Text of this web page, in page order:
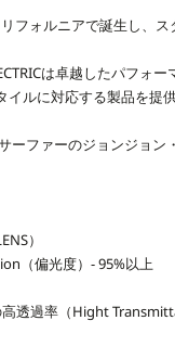
リフォルニアで誕生し、
は卓越したパフォ
ルに対応する製品を提供
ーファーのジョンジョ
）
（偏光度）- 95%以上
高透過率（Hight